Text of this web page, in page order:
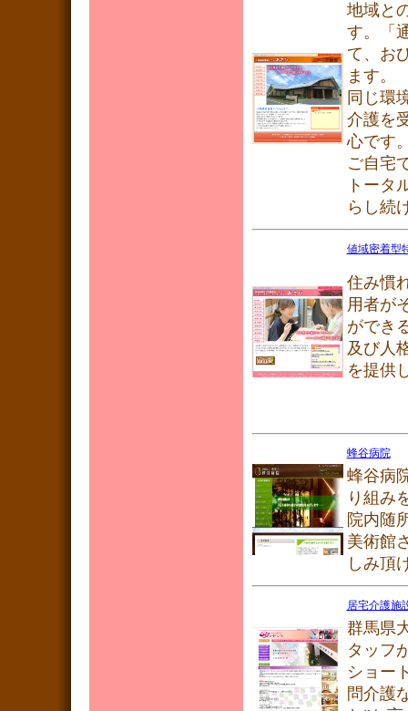
地域と
す。
て、お
ます。
同じ環
介護を
心です
ご自宅
トータ
らし続
値域密着型
住み慣
用者が
ができ
及び人
を提供
蜂谷病院
蜂谷病
り組み
院内随
美術館
しみ頂
居宅介護施
群馬県
タッフ
ショー
問介護